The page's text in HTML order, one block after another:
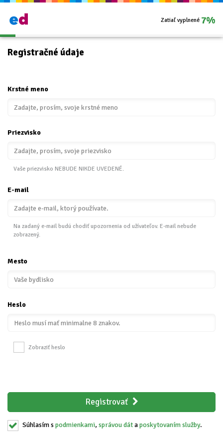
Zatiaľ vyplnené 7%
Registračné údaje
Krstné meno
Priezvisko
Vaše priezvisko NEBUDE NIKDE UVEDENÉ.
E-mail
Na zadaný e-mail budú chodiť upozornenia od užívateľov. E-mail nebude
zobrazený.
Mesto
Heslo
Zobraziť heslo
Registrovať
Súhlasím s podmienkami, správou dátaposkytovaním služby.